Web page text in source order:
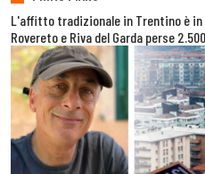
L'affitto tradizionale in Trentino è
Rovereto e Riva del Garda perse